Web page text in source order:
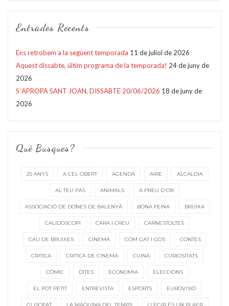
Entrades Recents
Ens retrobem a la següent temporada 11 de juliol de 2026
Aquest dissabte, últim programa de la temporada! 24 de juny de
2026
S´APROPA SANT JOAN, DISSABTE 20/06/2026 18 de juny de
2026
Què Busques?
25 ANYS A CEL OBERT AGENDA AIRE ALCALDIA
AL TEU PAS ANIMALS A PREU D'OR
ASSOCIACIÓ DE DONES DE BALENYÀ BONA FEINA BRUIXA
CALIDOSCOPI CARA I CREU CARNESTOLTES
CAU DE BRUIXES CINEMA COM GAT I GOS CONTES
CRITICA CRITICA DE CINEMA CUINA CURIOSITATS
CÒMIC DITES ECONOMIA ELECCIONS
EL POT PETIT ENTREVISTA ESPORTS EUROVISIÓ